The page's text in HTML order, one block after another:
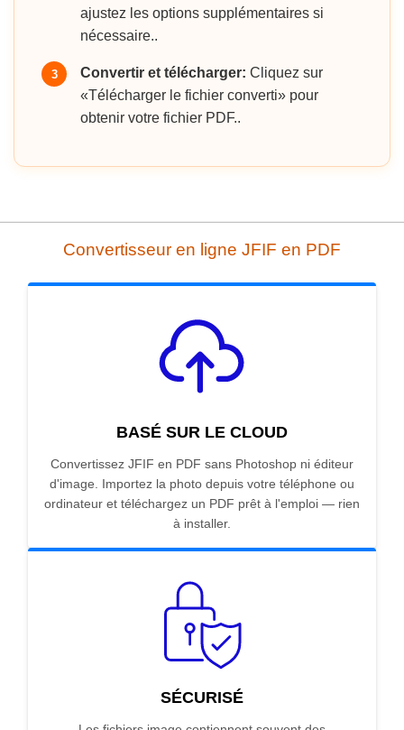
ajustez les options supplémentaires si
nécessaire..
3 Convertir et télécharger: Cliquez sur
«Télécharger le fichier converti» pour
obtenir votre fichier PDF..
Convertisseur en ligne JFIF en PDF
BASÉ SUR LE CLOUD
Convertissez JFIF en PDF sans Photoshop ni éditeur
d'image. Importez la photo depuis votre téléphone ou
ordinateur et téléchargez un PDF prêt à l'emploi — rien
à installer.
SÉCURISÉ